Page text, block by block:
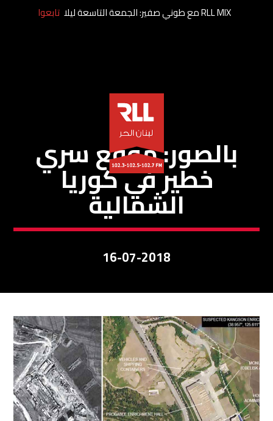
مقالات
بالصور: موقع سري
خطير في كوريا
الشمالية
16-07-2018
RLL MIX مع طوني صفير: الجمعة التاسعة ليلا تابعوا